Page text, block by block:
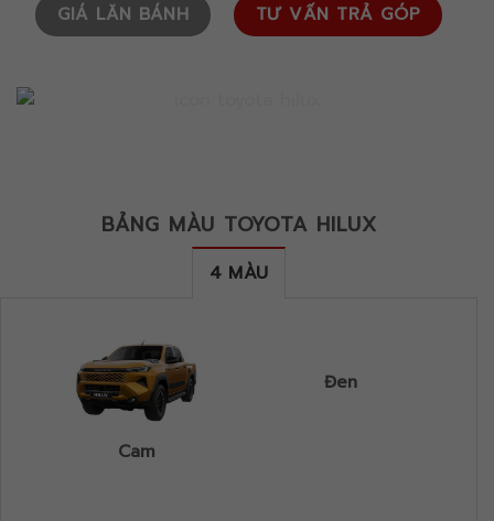
GIÁ LĂN BÁNH TƯ VẤN TRẢ GÓP
BẢNG MÀU TOYOTA HILUX
4 MÀU
Cam
Đen